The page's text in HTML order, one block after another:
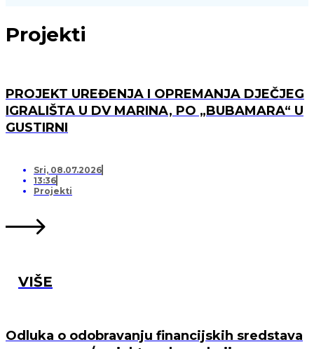
Projekti
PROJEKT UREĐENJA I OPREMANJA DJEČJEG
IGRALIŠTA U DV MARINA, PO „BUBAMARA“ U
GUSTIRNI
Sri, 08.07.2026
13:36
Projekti
VIŠE
Odluka o odobravanju financijskih sredstava